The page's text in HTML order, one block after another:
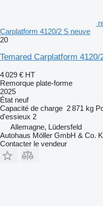
Carplatform 4120/2 S neuve
20
Temared Carplatform 4120/
4 029 € HT
Remorque plate-forme
2025
État neuf
Capacité de charge 2 871 kg
d'essieux 2
Allemagne, Lüdersfeld
Autohaus Möller GmbH & Co.
Contacter le vendeur